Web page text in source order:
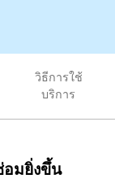
วิธีการใช้
บริการ
อมยิ่งขึ้น